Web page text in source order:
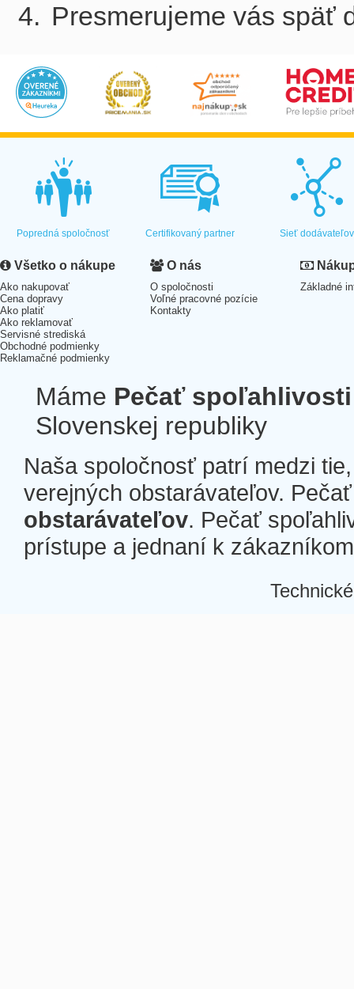
Presmerujeme vás späť
Popredná spoločnosť Certifikovaný partner Sieť dodávateľov
Všetko o nákupe
Ako nakupovať
Cena dopravy
Ako platiť
Ako reklamovať
Servisné strediská
Obchodné podmienky
Reklamačné podmienky
O nás
O spoločnosti
Voľné pracovné pozície
Kontakty
Základné
Máme Pečať spoľahlivosti
Slovenskej republiky
Naša spoločnosť patrí medzi
verejných obstarávateľov.
obstarávateľov. Pečať
prístupe a jednaní k